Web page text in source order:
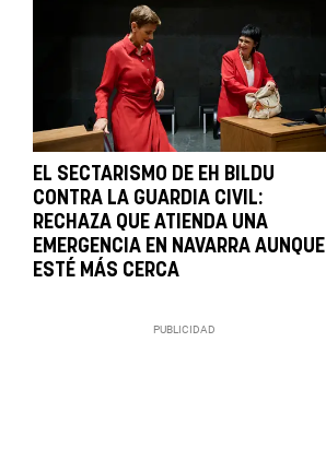
EL SECTARISMO DE EH BILDU
CONTRA LA GUARDIA CIVIL:
RECHAZA QUE ATIENDA UNA
EMERGENCIA EN NAVARRA AUNQUE
ESTÉ MÁS CERCA